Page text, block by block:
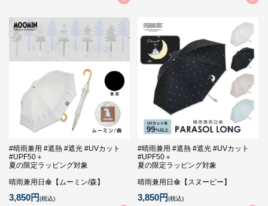
#晴雨兼用 #遮熱 #遮光 #UVカット
#UPF50＋
夏の限定ラッピング対象
晴雨兼用日傘【ムーミン/森】
3,850円(税込)
#晴雨兼用 #遮熱 #遮光 #UVカット
#UPF50＋
夏の限定ラッピング対象
晴雨兼用日傘【スヌーピー】
3,850円(税込)